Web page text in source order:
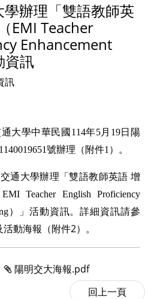
辦理「雙語教師英
EMI Teacher
Enhancement
資訊
訊
大學中華民國114年5月19日陽
號辦理（ 附件1 ） 。
通大學辦理 「雙語教師英語 增
Teacher English Proficiency
）」活動資訊。詳細資訊請參
活動海報 （ 附件2） 。
陽明交大海報.pdf